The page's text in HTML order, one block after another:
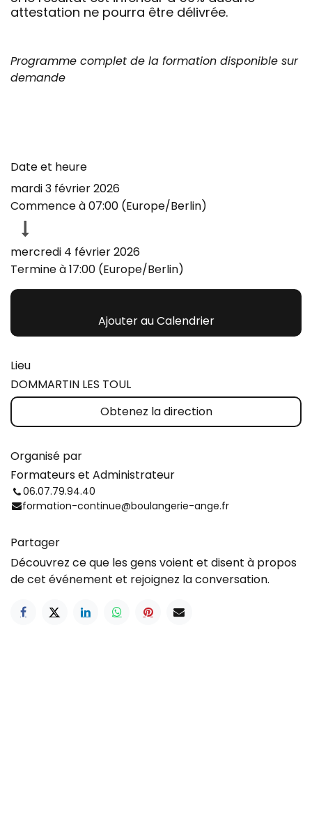
attestation ne pourra être délivrée.
Programme complet de la formation disponible sur
demande
Date et heure
mardi 3 février 2026
Commence à07:00 (Europe/Berlin)
mercredi 4 février 2026
Termine à17:00 (Europe/Berlin)
Ajouter au Calendrier
Lieu
DOMMARTIN LES TOUL
Obtenez la direction
Organisé par
Formateurs et Administrateur
06.07.79.94.40
formation-continue@boulangerie-ange.fr
Partager
Découvrez ce que les gens voient et disent à propos
de cet événement et rejoignez la conversation.